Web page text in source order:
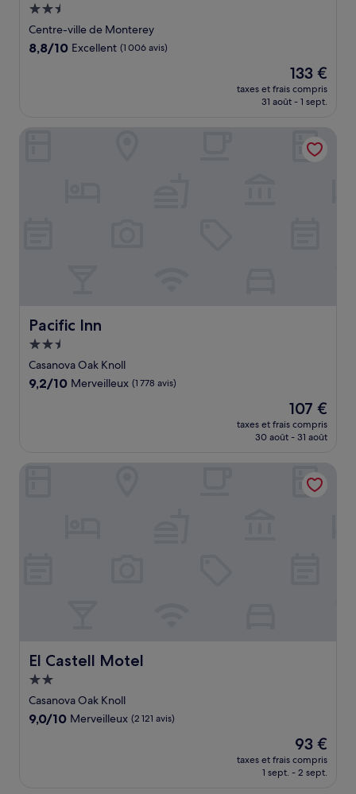
Hébergement
2.5 étoiles
Centre-ville de Monterey
8.8
8,8/10 Excellent (1 006 avis)
Le
nouveau
prix
de
133 €
133 €
taxes et frais compris
31 août - 1 sept.
Pacific Inn
Pacific Inn
Hébergement
2.5 étoiles
Casanova Oak Knoll
9.2
9,2/10 Merveilleux (1 778 avis)
Le
nouveau
prix
de
107 €
107 €
taxes et frais compris
30 août - 31 août
El Castell Motel
El Castell Motel
Hébergement
2.0 étoiles
Casanova Oak Knoll
9.0
9,0/10 Merveilleux (2 121 avis)
Le
nouveau
prix
93 €
taxes et frais compris
1 sept. - 2 sept.